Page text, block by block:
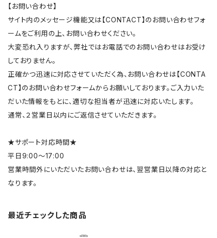
【お問い合わせ】
サイト内のメッセージ機能又は【CONTACT】のお問い合わせフォ
ームをご利用の上、お問い合わせください。
大変恐れ入りますが、弊社ではお電話でのお問い合わせはお受け
しておりません。
正確かつ迅速に対応させていただく為、お問い合わせは【CONTA
CT】のお問い合わせフォームからお願いしております。ご入力いた
だいた情報をもとに、適切な担当者が迅速に対応いたします。
通常、２営業日以内にご返信させていただきます。
★サポート対応時間★
平日9:00～17:00
営業時間外にいただいたお問い合わせは、翌営業日以降の対応と
なります。
最近チェックした商品